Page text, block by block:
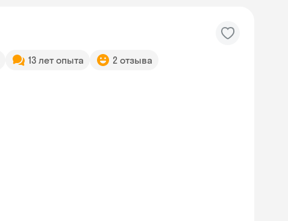
13 лет опыта 2 отзыва